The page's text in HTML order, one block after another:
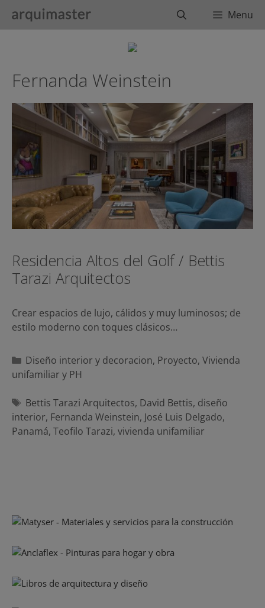
BuscarMenu
Fernanda Weinstein
Residencia Altos del Golf / Bettis
Tarazi Arquitectos
Crear espacios de lujo, cálidos y muy luminosos; de
estilo moderno con toques clásicos…
Categorías
Diseño interior y decoracion, Proyecto, Vivienda
unifamiliar y PH
Etiquetas
Bettis Tarazi Arquitectos, David Bettis, diseño
interior, Fernanda Weinstein, José Luis Delgado,
Panamá, Teofilo Tarazi, vivienda unifamiliar